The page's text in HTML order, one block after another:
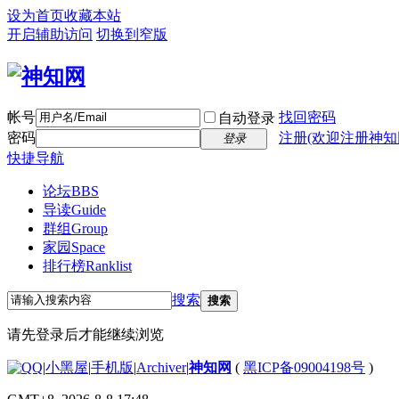
设为首页收藏本站
开启辅助访问 切换到窄版
帐号 自动登录 找回密码
密码
登录
注册(欢迎注册神
快捷导航
论坛BBS
导读Guide
群组Group
家园 Space
排行榜Ranklist
搜索 搜索
请先登录后才能继续浏览
|小黑屋|手机版|Archiver|神知网 ( 黑ICP备09004198号 )